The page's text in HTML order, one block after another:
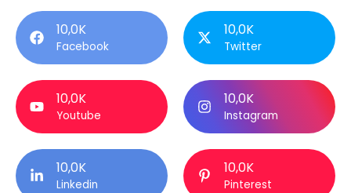
10,0K
Facebook
10,0K
Twitter
10,0K
Youtube
10,0K
Instagram
10,0K
Linkedin
10,0K
Pinterest